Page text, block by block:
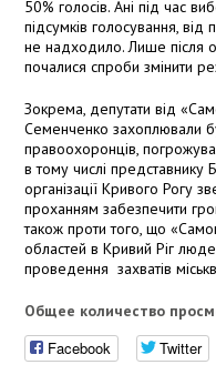
50% голосів. Ані під час
підсумків голосування, від
не надходило. Лише після
почалися спроби змінити
Зокрема, депутати від
Семенченко захоплювали
правоохоронців,
в тому числі
організації Кривого Рогу
проханням забезпечити
також проти того, що
областей в Кривий Ріг
проведення захватів
Общее количество
Facebook Twitter